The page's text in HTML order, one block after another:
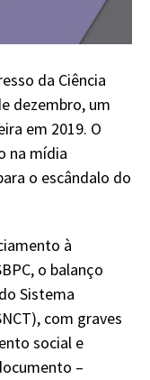
da Ciência
dezembro, um
em 2019. O
na mídia
o escândalo do
à
o balanço
Sistema
com graves
social e
–